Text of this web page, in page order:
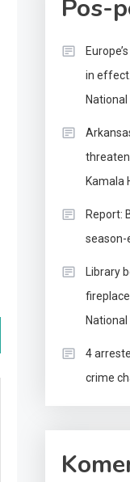
Pos-
in
National
Kamala
Report:
season-
Library
National
4
crime